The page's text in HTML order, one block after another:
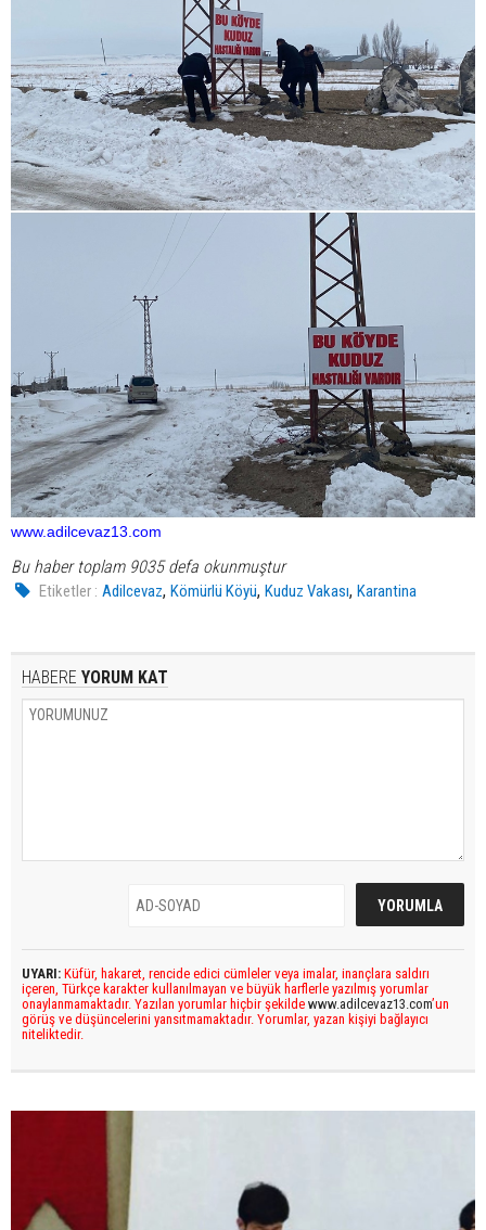
www.adilcevaz13.com
Bu haber toplam 9035 defa okunmuştur
Etiketler : Adilcevaz,Kömürlü Köyü,Kuduz Vakası,Karantina
HABERE YORUM KAT
UYARI: Küfür, hakaret, rencide edici cümleler veya imalar, inançlara saldırı
içeren, Türkçe karakter kullanılmayan ve büyük harflerle yazılmış yorumlar
onaylanmamaktadır. Yazılan yorumlar hiçbir şekilde www.adilcevaz13.com’un
görüş ve düşüncelerini yansıtmamaktadır. Yorumlar, yazan kişiyi bağlayıcı
niteliktedir.